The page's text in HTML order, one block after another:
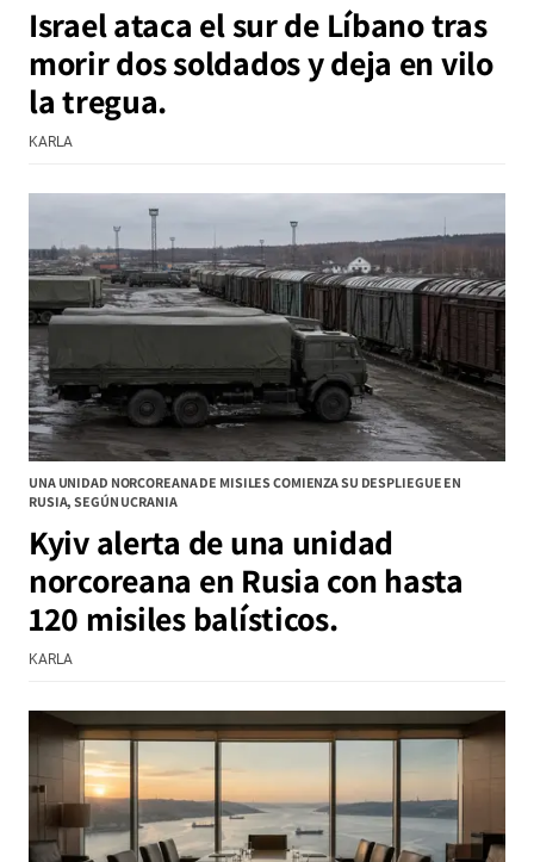
Israel ataca el sur de Líbano tras
morir dos soldados y deja en vilo
la tregua.
KARLA
UNA UNIDAD NORCOREANA DE MISILES COMIENZA SU DESPLIEGUE EN
RUSIA, SEGÚN UCRANIA
Kyiv alerta de una unidad
norcoreana en Rusia con hasta
120 misiles balísticos.
KARLA